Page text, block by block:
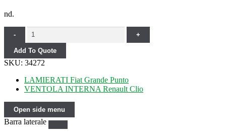
nd.
- Quantity +
Add To Quote
SKU: 34272
LAMIERATI Fiat Grande Punto
VENTOLA INTERNA Renault Clio
Open side menu
Barra laterale